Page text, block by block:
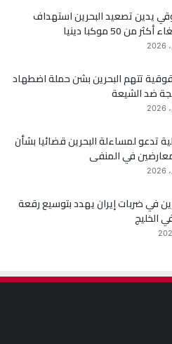
يدين تصعيد البحرين استهداف
من 50 موكبا دينيا
تتهم البحرين بشن حملة اضطهاد
ضد الشيعة
تدعو لمساءلة البحرين قضائيا بشأن
في المنفى
في ضربات إيران يهدد بتوسيع رقعة
الخليج